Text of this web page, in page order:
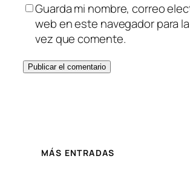
Guarda mi nombre, correo
web en este navegador para
vez que comente.
MÁS ENTRADAS